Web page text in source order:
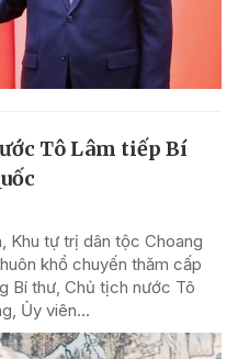
Tô Lâm tiếp Bí
Khu tự trị dân tộc Choang
khổ chuyến thăm cấp
Bí thư, Chủ tịch nước Tô
Ủy viên...